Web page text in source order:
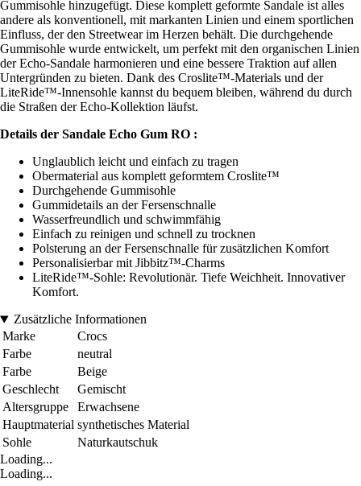
Gummisohle hinzugefügt. Diese komplett geformte Sandale ist alles
andere als konventionell, mit markanten Linien und einem sportlichen
Einfluss, der den Streetwear im Herzen behält. Die durchgehende
Gummisohle wurde entwickelt, um perfekt mit den organischen Linien
der Echo-Sandale harmonieren und eine bessere Traktion auf allen
Untergründen zu bieten. Dank des Croslite™-Materials und der
LiteRide™-Innensohle kannst du bequem bleiben, während du durch
die Straßen der Echo-Kollektion läufst.
Details der Sandale Echo Gum RO :
Unglaublich leicht und einfach zu tragen
Obermaterial aus komplett geformtem Croslite™
Durchgehende Gummisohle
Gummidetails an der Fersenschnalle
Wasserfreundlich und schwimmfähig
Einfach zu reinigen und schnell zu trocknen
Polsterung an der Fersenschnalle für zusätzlichen Komfort
Personalisierbar mit Jibbitz™-Charms
LiteRide™-Sohle: Revolutionär. Tiefe Weichheit. Innovativer
Komfort.
Zusätzliche Informationen
Marke
Crocs
Farbe
neutral
Farbe
Beige
Geschlecht
Gemischt
Altersgruppe
Erwachsene
Hauptmaterial synthetisches Material
Sohle
Naturkautschuk
Loading...
Loading...